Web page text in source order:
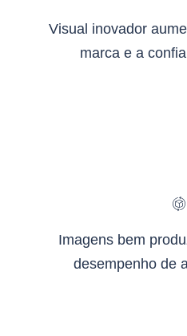
Visual inovador
marca e a
Imagens bem
desempenho de